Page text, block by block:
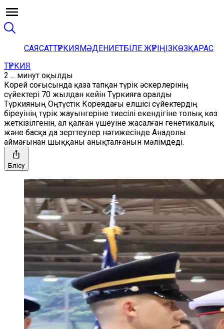
САЯСАТТҮРКИЯМӘДЕНИЕТБІЛЕ ЖҮРІҢІЗКӨЗҚАРАС
ТҮРКИЯ
2 ... минут оқылды
Корей соғысында қаза тапқан түрік әскерлерінің
сүйектері 70 жылдан кейін Түркияға оралды
Түркияның Оңтүстік Кореядағы елшісі сүйектердің
біреуінің түрік жауынгеріне тиесілі екендігіне толық көз
жеткізілгенін, ал қалған үшеуіне жасалған генетикалық
және басқа да зерттеулер нәтижесінде Анадолы
аймағынан шыққаны анықталғанын мәлімдеді.
Бөлісу